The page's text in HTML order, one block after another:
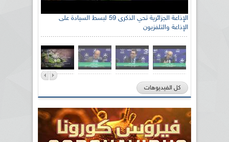
الإذاعة الجزائرية تحي الذكرى 59 لبسط السيادة على
الإذاعة والتلفزيون
كل الفيديوهات